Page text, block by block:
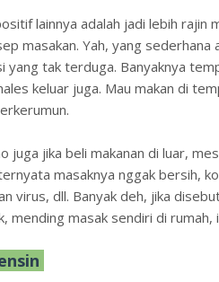
lainnya adalah jadi lebih rajin
masakan. Yah, yang sederhana
yang tak terduga. Banyaknya
keluar juga. Mau makan di
juga jika beli makanan di luar,
masaknya nggak bersih,
virus, dll. Banyak deh, jika
mending masak sendiri di rumah,